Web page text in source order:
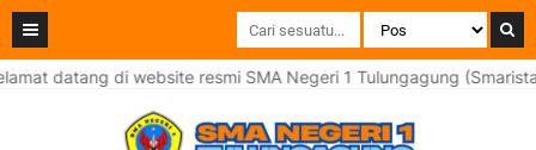
datang di website resmi SMA Negeri 1 Tulungagung (Smarista